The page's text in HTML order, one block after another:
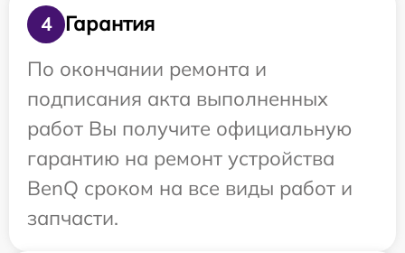
4
Гарантия
По окончании ремонта и
подписания акта выполненных
работ Вы получите официальную
гарантию на ремонт устройства
BenQ сроком на все виды работ и
запчасти.